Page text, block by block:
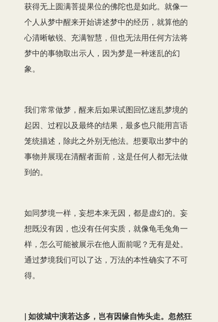
获得无上圆满菩提果位的佛陀也是如此。就像一
个人从梦中醒来开始讲述梦中的经历，就算他的
心清晰敏锐、充满智慧，但也无法用任何方法将
梦中的事物取出示人，因为梦是一种迷乱的幻
象。
我们常常做梦，醒来后如果试图回忆迷乱梦境的
起因、过程以及最终的结果，最多也只能用言语
笼统描述，除此之外别无他法。想要取出梦中的
事物并展现在清醒者面前，这是任何人都无法做
到的。
如同梦境一样，妄想本来无因，都是虚幻的。妄
想既没有因，也没有任何实质，就像龟毛兔角一
样，怎么可能被展示在他人面前呢？无有是处。
通过梦境我们可以了达，万法的本性确实了不可
得。
| 如彼城中演若达多，岂有因缘自怖头走。忽然狂